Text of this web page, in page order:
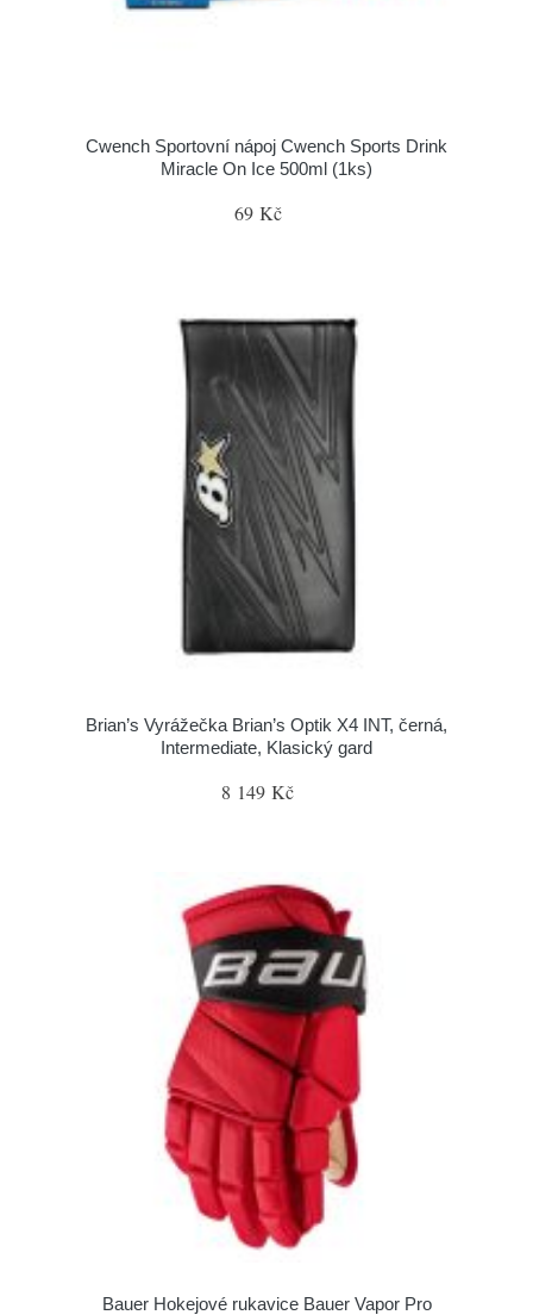
Cwench Sportovní nápoj Cwench Sports Drink
Miracle On Ice 500ml (1ks)
69 Kč
Brian’s Vyrážečka Brian’s Optik X4 INT, černá,
Intermediate, Klasický gard
8 149 Kč
Bauer Hokejové rukavice Bauer Vapor Pro